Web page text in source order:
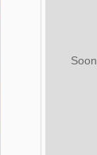
Soon